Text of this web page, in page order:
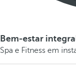
Bem-estar
Spa e Fitness em